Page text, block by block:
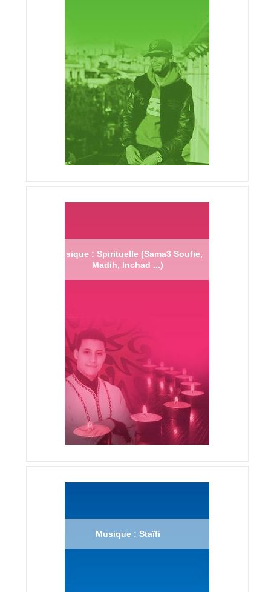
Musique : Spirituelle (Sama3 Soufie,
Madih, Inchad ...)
Musique : Staïfi